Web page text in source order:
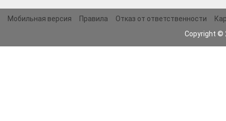
Мобильная версия Правила Отказ от ответственности
Copyright ©